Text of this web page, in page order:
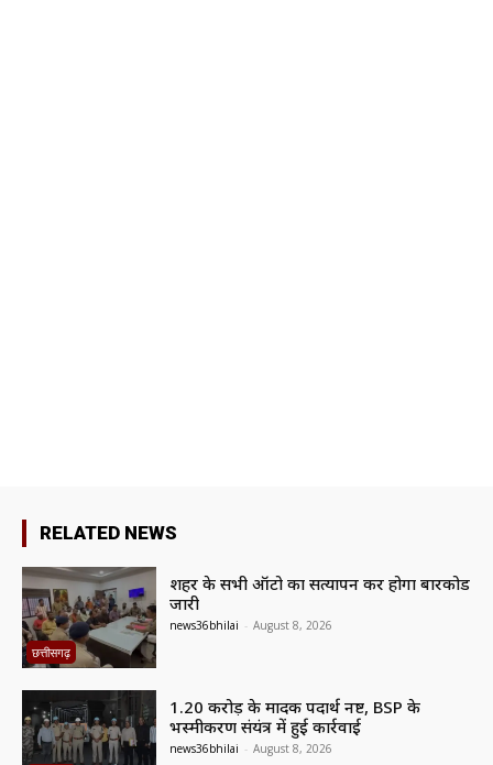
RELATED NEWS
छत्तीसगढ़
शहर के सभी ऑटो का सत्यापन कर होगा बारकोड
जारी
news36bhilai - August 8, 2026
1.20 करोड़ के मादक पदार्थ नष्ट, BSP के
भस्मीकरण संयंत्र में हुई कार्रवाई
news36bhilai - August 8, 2026